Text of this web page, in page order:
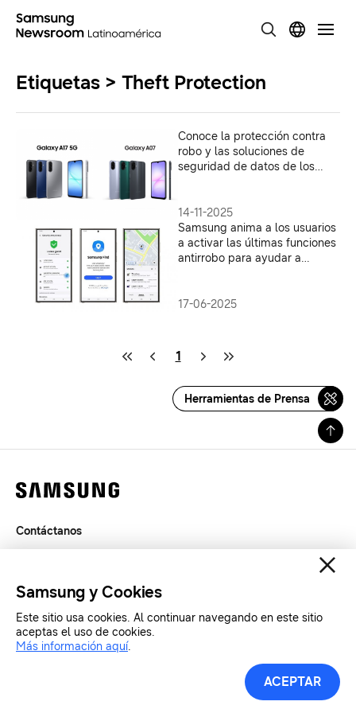
Etiquetas > Theft Protection
Conoce la protección contra
robo y las soluciones de
seguridad de datos de los
14-11-2025
Samsung anima a los usuarios
a activar las últimas funciones
antirrobo para ayudar a
17-06-2025
1
Herramientas de Prensa
Contáctanos
SAMSUNG.COM
Copyright© SAMSUNG All Rights Reserved.
Samsung y Cookies
Este sitio usa cookies. Al continuar navegando en este sitio
aceptas el uso de cookies.
Más información aquí.
ACEPTAR